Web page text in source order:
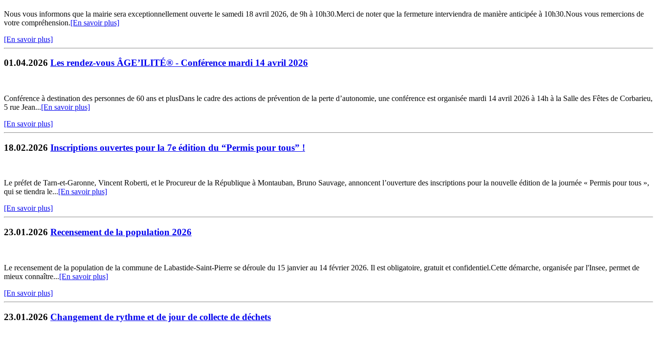
Nous vous informons que la mairie sera exceptionnellement ouverte le samedi 18 avril 2026, de 9h à 10h30.Merci de noter que la fermeture interviendra de manière anticipée à 10h30.Nous vous remercions de
votre compréhension.[En savoir plus]
[En savoir plus]
01.04.2026 Les rendez-vous ÂGE’ILITÉ® - Conférence mardi 14 avril 2026
Conférence à destination des personnes de 60 ans et plusDans le cadre des actions de prévention de la perte d’autonomie, une conférence est organisée mardi 14 avril 2026 à 14h à la Salle des Fêtes de Corbarieu,
5 rue Jean...[En savoir plus]
[En savoir plus]
18.02.2026 Inscriptions ouvertes pour la 7e édition du “Permis pour tous” !
Le préfet de Tarn-et-Garonne, Vincent Roberti, et le Procureur de la République à Montauban, Bruno Sauvage, annoncent l’ouverture des inscriptions pour la nouvelle édition de la journée « Permis pour tous »,
qui se tiendra le...[En savoir plus]
[En savoir plus]
23.01.2026 Recensement de la population 2026
Le recensement de la population de la commune de Labastide-Saint-Pierre se déroule du 15 janvier au 14 février 2026. Il est obligatoire, gratuit et confidentiel.Cette démarche, organisée par l'Insee, permet de
mieux connaître...[En savoir plus]
[En savoir plus]
23.01.2026 Changement de rythme et de jour de collecte de déchets